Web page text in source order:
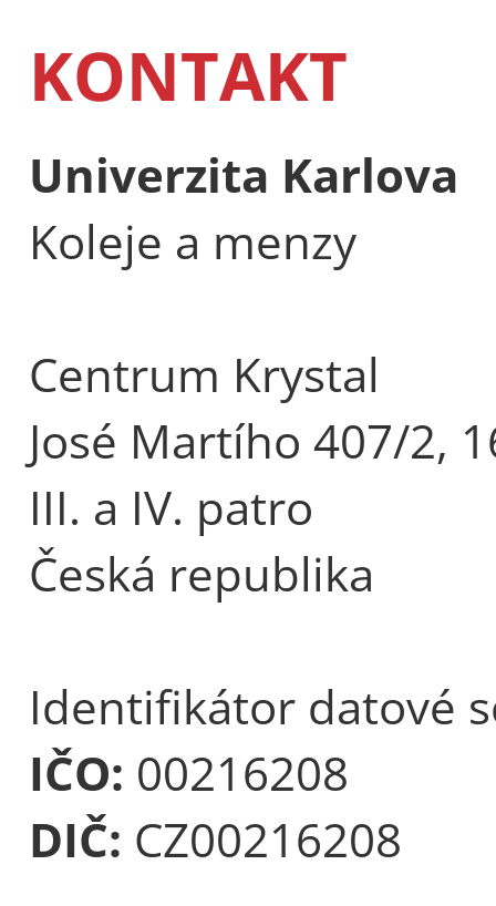
KONTAKT
Univerzita Karlova
Koleje a menzy
Centrum Krystal
José Martího 407/2,
III. a IV. patro
Česká republika
Identifikátor datové
IČO: 00216208
DIČ: CZ00216208